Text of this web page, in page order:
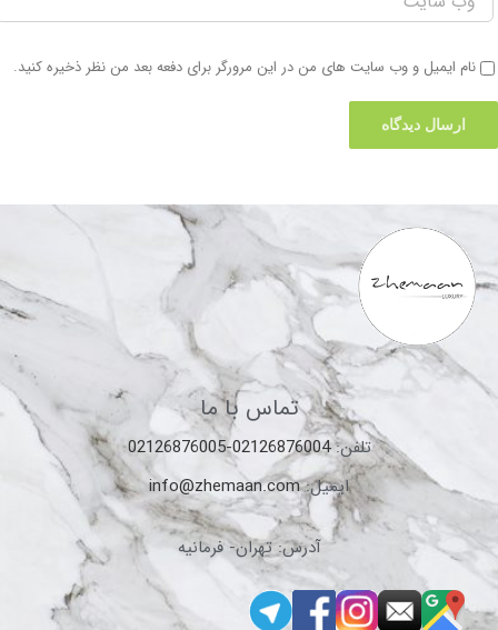
نام ایمیل و وب سایت های من در این مرورگر برای دفعه بعد من نظر ذخیره کنید.
تماس با ما
تلفن:02126876004-02126876005
ایمیل:info@zhemaan.com
آدرس: تهران- فرمانیه